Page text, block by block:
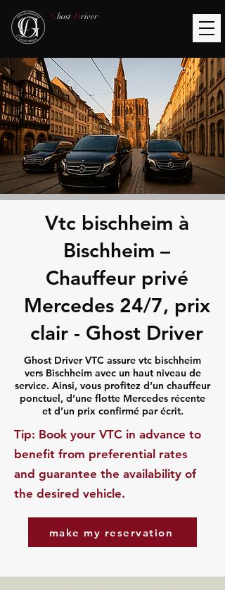
Ghost Driver
Vtc bischheim à
Bischheim –
Chauffeur privé
Mercedes 24/7, prix
clair - Ghost Driver
Ghost Driver VTC assure vtc bischheim
vers Bischheim avec un haut niveau de
service. Ainsi, vous profitez d’un chauffeur
ponctuel, d’une flotte Mercedes récente
et d’un prix confirmé par écrit.
​Tip: Book your VTC in advance to
benefit from preferential rates
and guarantee the availability of
the desired vehicle.
make my reservation